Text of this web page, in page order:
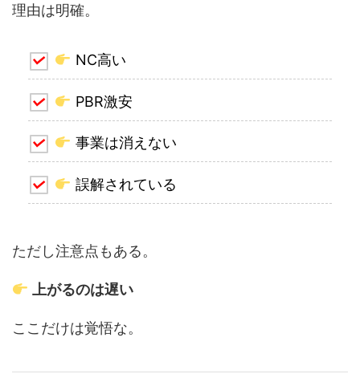
理由は明確。
NC高い
PBR激安
事業は消えない
誤解されている
ただし注意点もある。
上がるのは遅い
ここだけは覚悟な。